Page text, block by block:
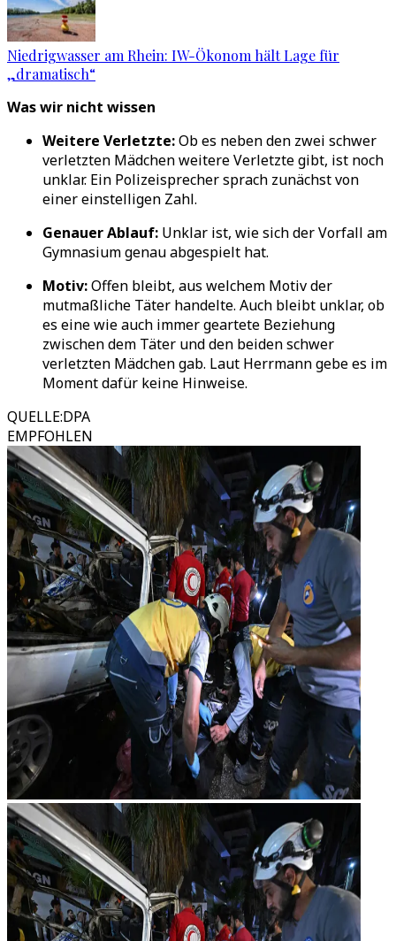
Niedrigwasser am Rhein: IW-Ökonom hält Lage für
„dramatisch“
Was wir nicht wissen
Weitere Verletzte:Ob es neben den zwei schwer
verletzten Mädchen weitere Verletzte gibt, ist noch
unklar. Ein Polizeisprecher sprach zunächst von
einer einstelligen Zahl.
Genauer Ablauf: Unklar ist, wie sich der Vorfall am
Gymnasium genau abgespielt hat.
Motiv:Offen bleibt, aus welchem Motiv der
mutmaßliche Täter handelte. Auch bleibt unklar, ob
es eine wie auch immer geartete Beziehung
zwischen dem Täter und den beiden schwer
verletzten Mädchen gab. Laut Herrmann gebe es im
Moment dafür keine Hinweise.
QUELLE:DPA
EMPFOHLEN